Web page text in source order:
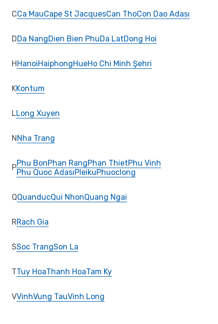
CCa MauCape St JacquesCan ThoCon Dao Adası
DDa NangDien Bien PhuDa LatDong Hoi
HHanoiHaiphongHueHo Chi Minh Şehri
KKontum
LLong Xuyen
NNha Trang
PPhu BonPhan RangPhan ThietPhu Vinh
Phu Quoc AdasıPleikuPhuoclong
QQuanducQui NhonQuang Ngai
RRach Gia
SSoc TrangSon La
TTuy HoaThanh HoaTam Ky
VVinhVung TauVinh Long